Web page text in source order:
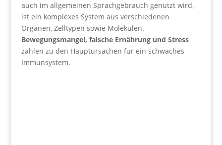
auch im allgemeinen Sprachgebrauch genutzt wird,
ist ein komplexes System aus verschiedenen
Organen, Zelltypen sowie Molekülen.
Bewegungsmangel, falsche Ernährung und Stress
zählen zu den Hauptursachen für ein schwaches
Immunsystem.